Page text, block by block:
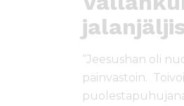
“Jeesushan oli
päinvastoin.